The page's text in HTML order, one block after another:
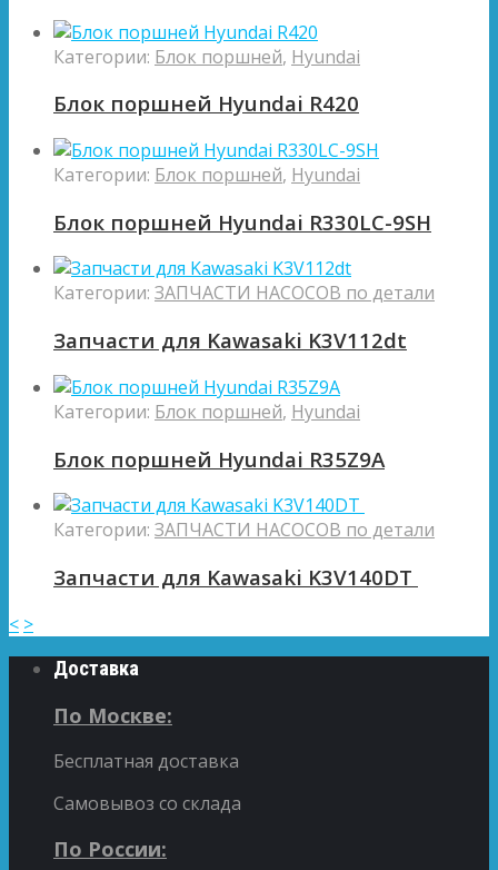
Категории: Блок поршней, Hyundai
Блок поршней Hyundai R420
Категории: Блок поршней, Hyundai
Блок поршней Hyundai R330LC-9SH
Категории: ЗАПЧАСТИ НАСОСОВ по детали
Запчасти для Kawasaki K3V112dt
Категории: Блок поршней, Hyundai
Блок поршней Hyundai R35Z9A
Категории: ЗАПЧАСТИ НАСОСОВ по детали
Запчасти для Kawasaki K3V140DT
< >
Доставка
По Москве:
Бесплатная доставка
Самовывоз со склада
По России: